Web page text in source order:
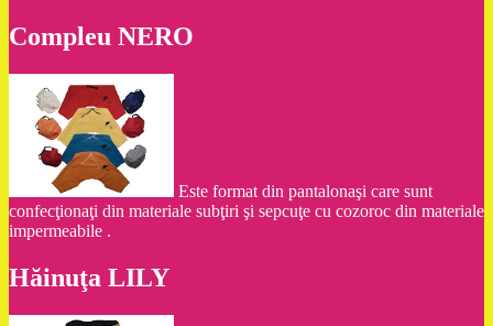
Compleu NERO
Este format din pantalonaşi care sunt
confecţionaţi din materiale subţiri şi sepcuţe cu cozoroc din materiale
impermeabile .
Hăinuţa LILY